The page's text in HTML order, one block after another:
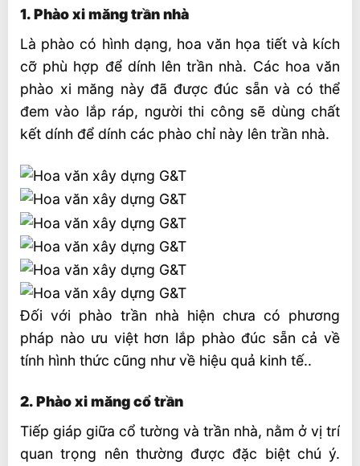
1. Phào xi măng trần nhà
Là phào có hình dạng, hoa văn họa tiết và kích
cỡ phù hợp để dính lên trần nhà. Các hoa văn
phào xi măng này đã được đúc sẵn và có thể
đem vào lắp ráp, người thi công sẽ dùng chất
kết dính để dính các phào chỉ này lên trần nhà.
Đối với phào trần nhà hiện chưa có phương
pháp nào ưu việt hơn lắp phào đúc sẵn cả về
tính hình thức cũng như về hiệu quả kinh tế..
2. Phào xi măng cổ trần
Tiếp giáp giữa cổ tường và trần nhà, nằm ở vị trí
quan trọng nên thường được đặc biệt chú ý.